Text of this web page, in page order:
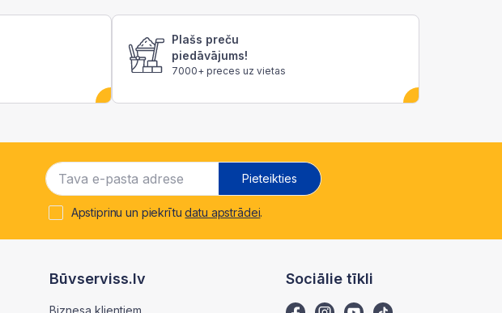
Plašs preču
piedāvājums!
7000+ preces uz vietas
Pieteikties
Apstiprinu un piekrītudatu apstrādei.
Būvserviss.lv Sociālie tīkli